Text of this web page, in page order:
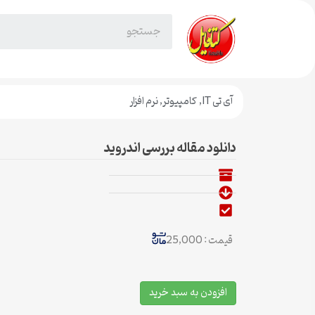
آی تی IT ,کامپیوتر,نرم افزار
دانلود مقاله بررسی اندروید
قیمت : 25,000
افزودن به سبد خرید